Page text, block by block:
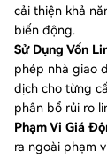
cải thiện khả
biến động.
Sử Dụng Vốn
phép nhà giao
dịch cho từng
phân bổ rủi ro
Phạm Vi Giá
ra ngoài phạm